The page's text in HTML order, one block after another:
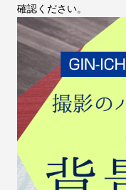
確認ください。